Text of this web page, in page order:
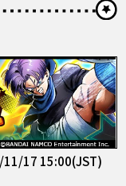
17 15:00(JST)